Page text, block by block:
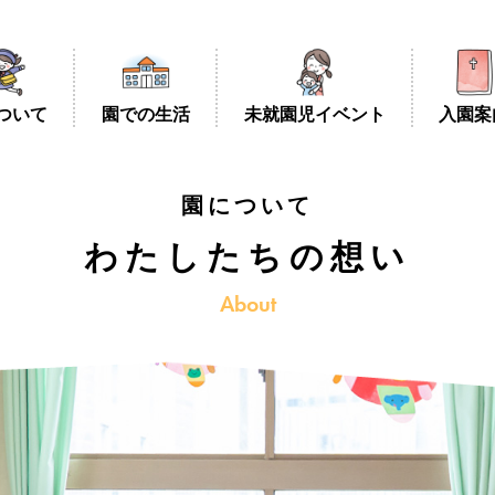
いて 園での生活 未就園 児イベント 入 園案
園について
わたしたちの想い
About